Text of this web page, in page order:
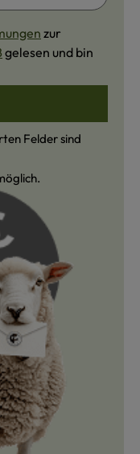
zur
gelesen und bin
Felder sind